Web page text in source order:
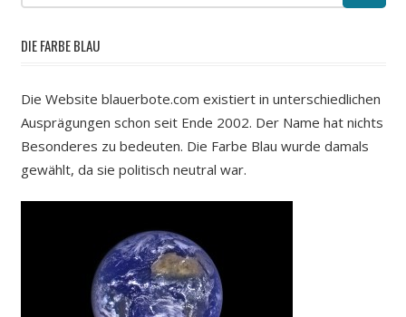
DIE FARBE BLAU
Die Website blauerbote.com existiert in unterschiedlichen
Ausprägungen schon seit Ende 2002. Der Name hat nichts
Besonderes zu bedeuten. Die Farbe Blau wurde damals
gewählt, da sie politisch neutral war.